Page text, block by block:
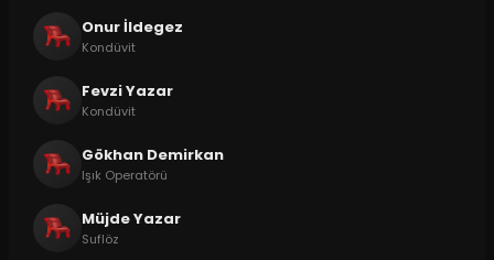
Onur İldegez
Kondüvit
Fevzi Yazar
Kondüvit
Gökhan Demirkan
Işık Operatörü
Müjde Yazar
Suflöz